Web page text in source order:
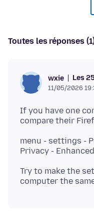
Toutes les réponses
wxie Les
11/05/2026
If you have one
menu - settings -
Try to make the